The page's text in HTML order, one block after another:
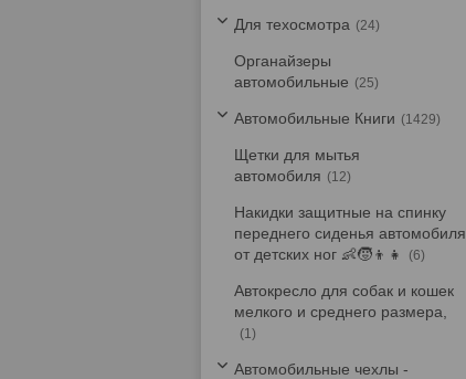
Для техосмотра 24
Органайзеры
автомобильные
25
Автомобильные Книги 1429
Щетки для мытья
автомобиля
12
Накидки защитные на спинку
переднего сиденья автомобиля
от детских ног 👶🧒👦👧
6
Автокресло для собак и кошек
мелкого и среднего размера,
1
Автомобильные чехлы -